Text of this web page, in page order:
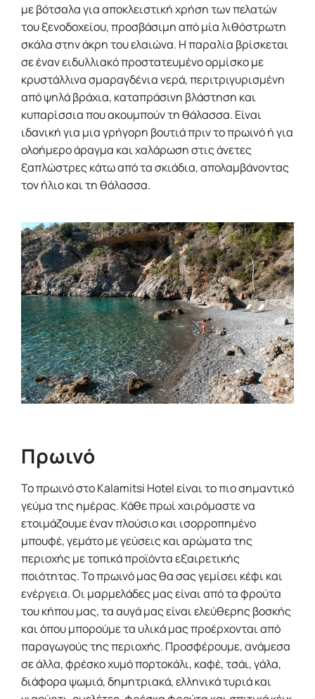
με βότσαλα για αποκλειστική χρήση των πελατών
του ξενοδοχείου, προσβάσιμη από μία λιθόστρωτη
σκάλα στην άκρη του ελαιώνα. Η παραλία βρίσκεται
σε έναν ειδυλλιακό προστατευμένο ορμίσκο με
κρυστάλλινα σμαραγδένια νερά, περιτριγυρισμένη
από ψηλά βράχια, καταπράσινη βλάστηση και
κυπαρίσσια που ακουμπούν τη θάλασσα. Είναι
ιδανική για μια γρήγορη βουτιά πριν το πρωινό ή για
ολοήμερο άραγμα και χαλάρωση στις άνετες
ξαπλώστρες κάτω από τα σκιάδια, απολαμβάνοντας
τον ήλιο και τη θάλασσα.
Πρωινό
Το πρωινό στο Kalamitsi Hotel είναι το πιο σημαντικό
γεύμα της ημέρας. Κάθε πρωί χαιρόμαστε να
ετοιμάζουμε έναν πλούσιο και ισορροπημένο
μπουφέ, γεμάτο με γεύσεις και αρώματα της
περιοχής με τοπικά προϊόντα εξαιρετικής
ποιότητας. Το πρωινό μας θα σας γεμίσει κέφι και
ενέργεια. Οι μαρμελάδες μας είναι από τα φρούτα
του κήπου μας, τα αυγά μας είναι ελεύθερης βοσκής
και όπου μπορούμε τα υλικά μας προέρχονται από
παραγωγούς της περιοχής. Προσφέρουμε, ανάμεσα
σε άλλα, φρέσκο χυμό πορτοκάλι, καφέ, τσάι, γάλα,
διάφορα ψωμιά, δημητριακά, ελληνικά τυριά και